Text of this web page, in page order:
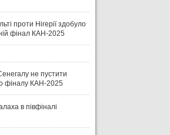
СТАРТІ ЄВРОКУБКІВ
проти Нігерії здобуло
фінал КАН-2025
не пустити
фіналу КАН-2025
в півфіналі